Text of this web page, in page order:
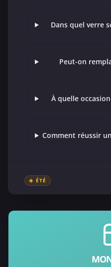
Dans quel verre
Peut-on
À quelle
Comment réussir
☀️ ÉTÉ